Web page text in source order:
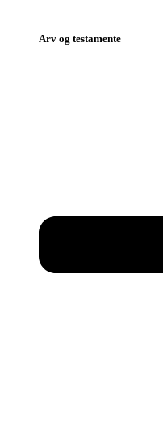
Arv og testamente